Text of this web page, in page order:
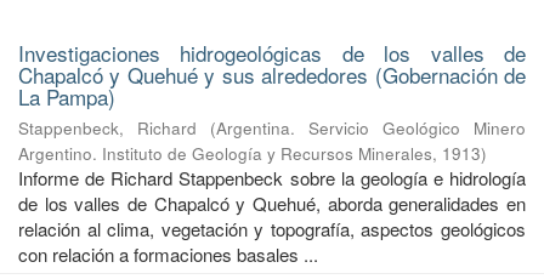
Investigaciones hidrogeológicas de los valles de
Chapalcó y Quehué y sus alrededores (Gobernación de
La Pampa)
Stappenbeck, Richard (Argentina. Servicio Geológico Minero
Argentino. Instituto de Geología y Recursos Minerales, 1913)
Informe de Richard Stappenbeck sobre la geología e hidrología
de los valles de Chapalcó y Quehué, aborda generalidades en
relación al clima, vegetación y topografía, aspectos geológicos
con relación a formaciones basales ...